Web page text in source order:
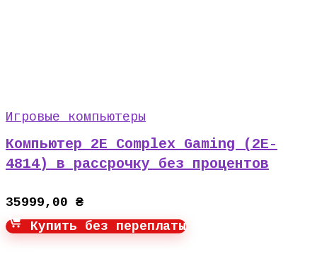
Игровые компьютеры
Компьютер 2E Complex Gaming (2E-
4814) в рассрочку без процентов
35999,00 ₴
Купить без переплаты